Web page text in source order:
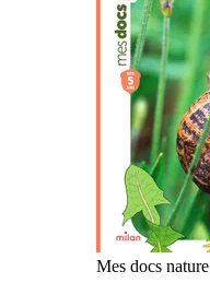
Mes docs nature